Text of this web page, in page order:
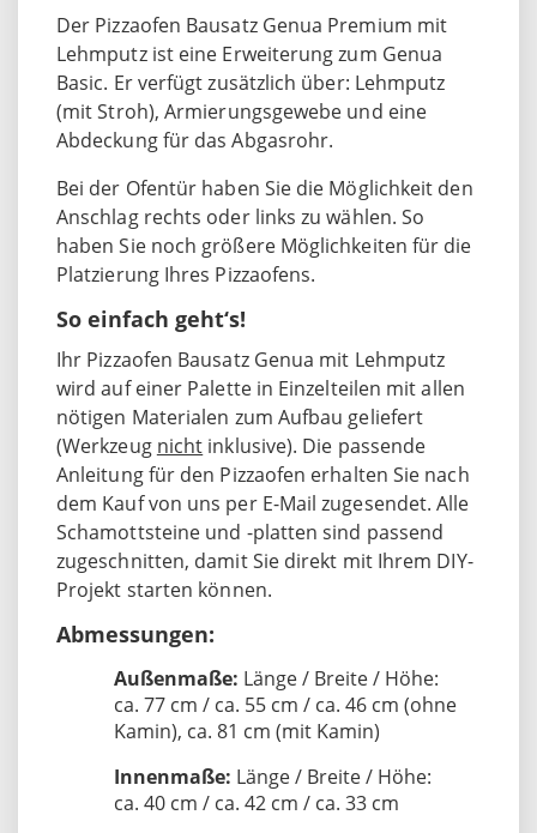
Der Pizzaofen Bausatz Genua Premium mit
Lehmputz ist eine Erweiterung zum Genua
Basic. Er verfügt zusätzlich über: Lehmputz
(mit Stroh), Armierungsgewebe und eine
Abdeckung für das Abgasrohr.
Bei der Ofentür haben Sie die Möglichkeit den
Anschlag rechts oder links zu wählen. So
haben Sie noch größere Möglichkeiten für die
Platzierung Ihres Pizzaofens.
So einfach geht‘s!
Ihr Pizzaofen Bausatz Genua mit Lehmputz
wird auf einer Palette in Einzelteilen mit allen
nötigen Materialen zum Aufbau geliefert
(Werkzeug nicht inklusive). Die passende
Anleitung für den Pizzaofen erhalten Sie nach
dem Kauf von uns per E-Mail zugesendet. Alle
Schamottsteine und -platten sind passend
zugeschnitten, damit Sie direkt mit Ihrem DIY-
Projekt starten können.
Abmessungen:
Außenmaße: Länge / Breite / Höhe:
ca. 77 cm / ca. 55 cm / ca. 46 cm (ohne
Kamin), ca. 81 cm (mit Kamin)
Innenmaße: Länge / Breite / Höhe:
ca. 40 cm / ca. 42 cm / ca. 33 cm